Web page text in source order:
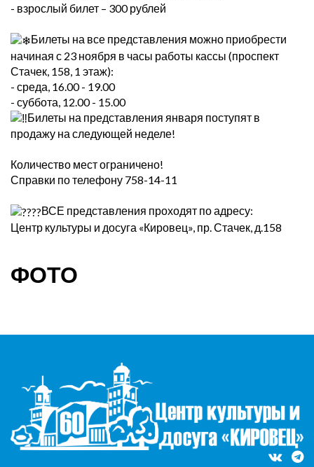
- взрослый билет – 300 рублей
Билеты на все представления можно приобрести
начиная с 23 ноября в часы работы кассы (проспект
Стачек, 158, 1 этаж):
- среда, 16.00 - 19.00
- суббота, 12.00 - 15.00
Билеты на представления января поступят в
продажу на следующей неделе!
Количество мест ограничено!
Справки по телефону 758-14-11
ВСЕ представления проходят по адресу:
Центр культуры и досуга «Кировец», пр. Стачек, д.158
ФОТО